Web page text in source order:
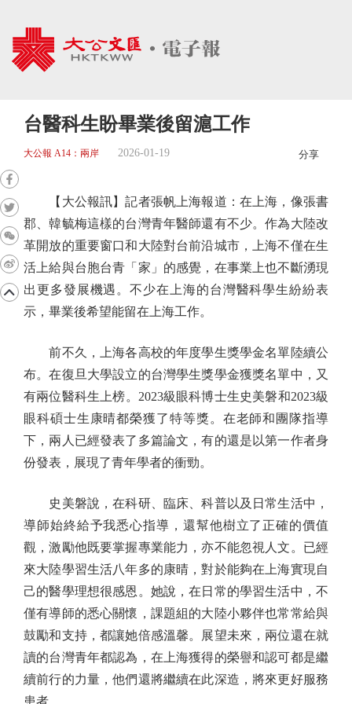
台醫科生盼畢業後留滬工作
大公報 A14：兩岸 2026-01-19 分享
【大公報訊】記者張帆上海報道：在上海，像張書
郡、韓毓梅這樣的台灣青年醫師還有不少。作為大陸改
革開放的重要窗口和大陸對台前沿城市，上海不僅在生
活上給與台胞台青「家」的感覺，在事業上也不斷湧現
出更多發展機遇。不少在上海的台灣醫科學生紛紛表
示，畢業後希望能留在上海工作。
前不久，上海各高校的年度學生獎學金名單陸續公
布。在復旦大學設立的台灣學生獎學金獲獎名單中，又
有兩位醫科生上榜。2023級眼科博士生史美磐和2023級
眼科碩士生康晴都榮獲了特等獎。在老師和團隊指導
下，兩人已經發表了多篇論文，有的還是以第一作者身
份發表，展現了青年學者的衝勁。
史美磐說，在科研、臨床、科普以及日常生活中，
導師始終給予我悉心指導，還幫他樹立了正確的價值
觀，激勵他既要掌握專業能力，亦不能忽視人文。已經
來大陸學習生活八年多的康晴，對於能夠在上海實現自
己的醫學理想很感恩。她說，在日常的學習生活中，不
僅有導師的悉心關懷，課題組的大陸小夥伴也常常給與
鼓勵和支持，都讓她倍感溫馨。展望未來，兩位還在就
讀的台灣青年都認為，在上海獲得的榮譽和認可都是繼
續前行的力量，他們還將繼續在此深造，將來更好服務